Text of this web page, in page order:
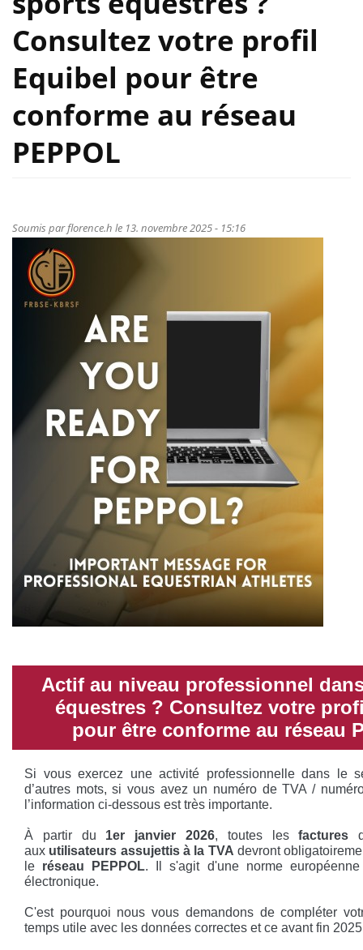
Consultez votre profil
Equibel pour être
conforme au réseau
PEPPOL
Soumis parflorence.h le 13. novembre 2025 - 15:16
Actif au niveau professionnel
équestres ? Consultez votre
pour être conforme au réseau
Si vous exercez une activité professionnelle dans le
d’autres mots, si vous avez un numéro de TVA /
l’information ci-dessous est très importante.
À partir du 1er janvier 2026, toutes les factures
aux utilisateurs assujettis à la TVA devront
le réseau PEPPOL. Il s'agit d'une norme
électronique.
C'est pourquoi nous vous demandons de compléter
temps utile avec les données correctes et ce avant fin